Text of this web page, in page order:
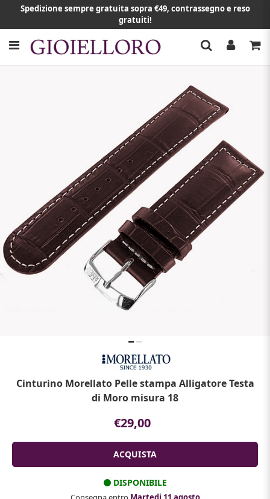
Spedizione sempre gratuita sopra €49, contrassegno e reso
gratuiti!
Cinturino Morellato Pelle stampa Alligatore Testa
di Moro misura 18
€29,00
DISPONIBILE